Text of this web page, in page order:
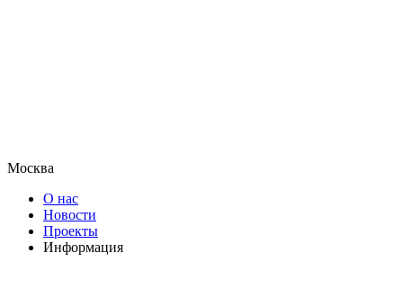
Москва
О нас
Новости
Проекты
Информация